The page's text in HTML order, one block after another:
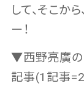
して、そこか
ー！
▼西野亮廣の
記事(1記事